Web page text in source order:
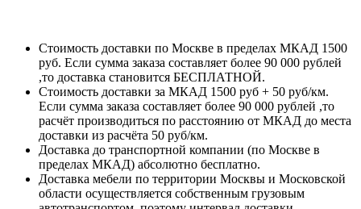
Стоимость доставки по Москве в пределах МКАД 1500
руб. Если сумма заказа составляет более 90 000 рублей
,то доставка становится БЕСПЛАТНОЙ.
Стоимость доставки за МКАД 1500 руб + 50 руб/км.
Если сумма заказа составляет более 90 000 рублей ,то
расчёт производиться по расстоянию от МКАД до места
доставки из расчёта 50 руб/км.
Доставка до транспортной компании (по Москве в
пределах МКАД) абсолютно бесплатно.
Доставка мебели по территории Москвы и Московской
области осуществляется собственным грузовым